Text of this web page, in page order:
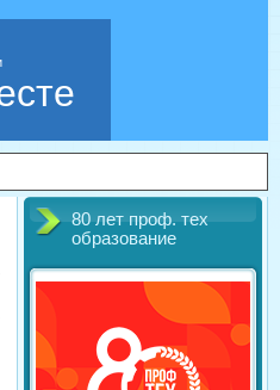
80 лет проф. тех
образование